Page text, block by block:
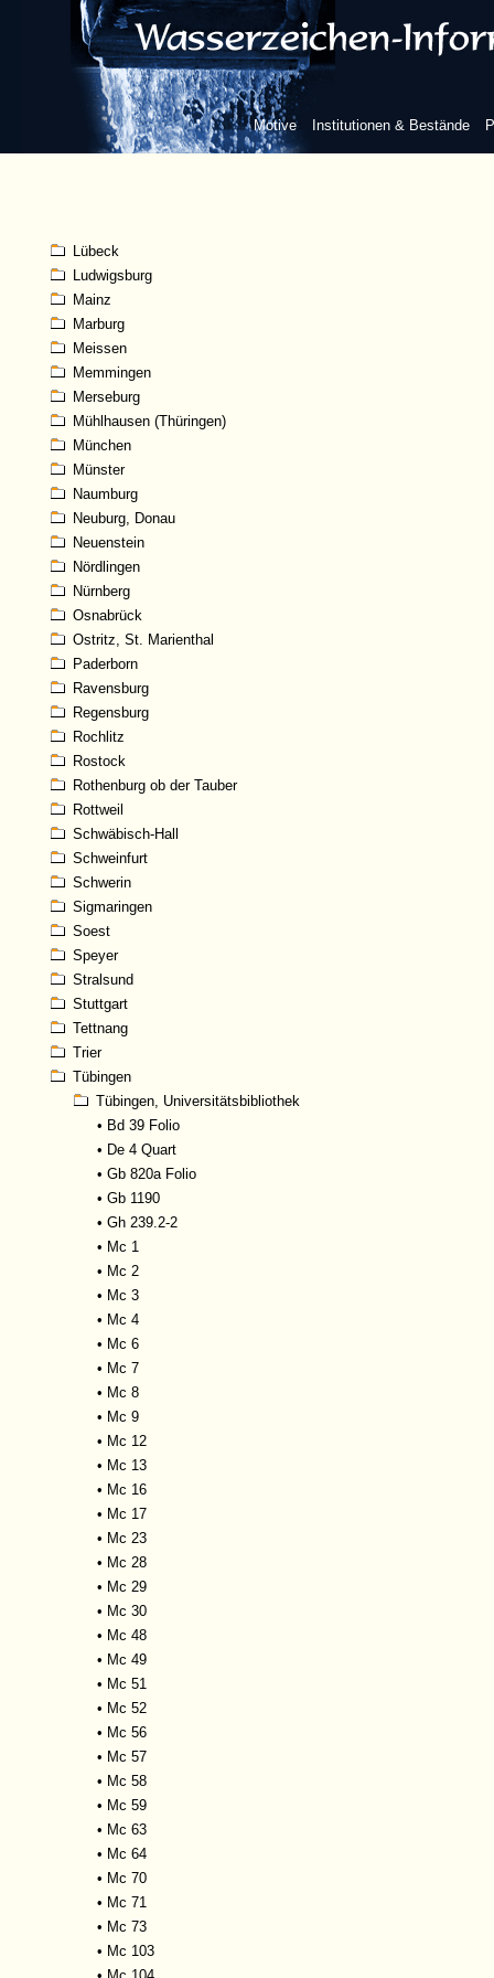
Motive Institutionen & Bestände
Karlsruhe
Kassel
Kempten (Allgäu)
Kleve
Koblenz
Köln
Königsberg
Lübeck
Ludwigsburg
Mainz
Marburg
Meissen
Memmingen
Merseburg
Mühlhausen (Thüringen)
München
Münster
Naumburg
Neuburg, Donau
Neuenstein
Nördlingen
Nürnberg
Osnabrück
Ostritz, St. Marienthal
Paderborn
Ravensburg
Regensburg
Rochlitz
Rostock
Rothenburg ob der Tauber
Rottweil
Schwäbisch-Hall
Schweinfurt
Schwerin
Sigmaringen
Soest
Speyer
Stralsund
Stuttgart
Tettnang
Trier
Tübingen
Tübingen, Universitätsbibliothek
• Bd 39 Folio
• De 4 Quart
• Gb 820a Folio
• Gb 1190
• Gh 239.2-2
• Mc 1
• Mc 2
• Mc 3
• Mc 4
• Mc 6
• Mc 7
• Mc 8
• Mc 9
• Mc 12
• Mc 13
• Mc 16
• Mc 17
• Mc 23
• Mc 28
• Mc 29
• Mc 30
• Mc 48
• Mc 49
• Mc 51
• Mc 52
• Mc 56
• Mc 57
• Mc 58
• Mc 59
• Mc 63
• Mc 64
• Mc 70
• Mc 71
• Mc 73
• Mc 103